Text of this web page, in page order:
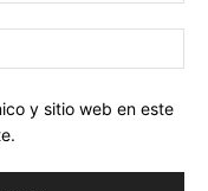
y sitio web en este